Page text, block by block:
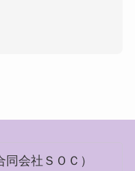
会社ＳＯＣ）